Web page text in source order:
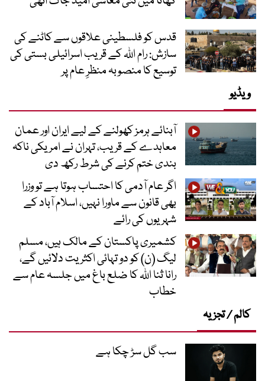
قدس کو فلسطینی علاقوں سے کاٹنے کی
سازش: رام اللہ کے قریب اسرائیلی بستی کی
توسیع کا منصوبہ منظرِ عام پر
ویڈیو
آبنائے ہرمز کھولنے کے لیے ایران اور عمان
معاہدے کے قریب، تہران نے امریکی ناکہ
بندی ختم کرنے کی شرط رکھ دی
اگر عام آدمی کا احتساب ہوتا ہے تو وزرا
بھی قانون سے ماورا نہیں، اسلام آباد کے
شہریوں کی رائے
کشمیری پاکستان کے مالک ہیں، مسلم
لیگ (ن) کو دو تہائی اکثریت دلائیں گے،
رانا ثنا اللہ کا ضلع باغ میں جلسہ عام سے
خطاب
کالم / تجزیہ
سب گل سڑ چکا ہے